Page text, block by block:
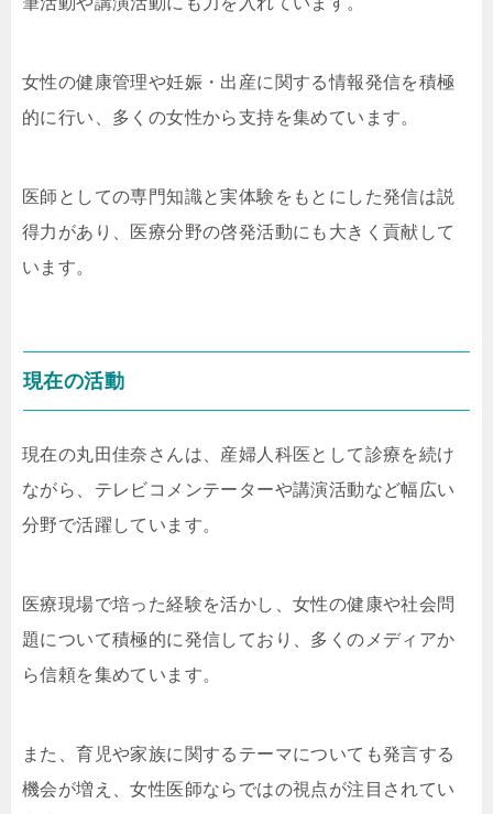
女性の健康管理や妊娠・出産に関する情報発信を積極
的に行い、多くの女性から支持を集めています。
医師としての専門知識と実体験をもとにした発信は説
得力があり、医療分野の啓発活動にも大きく貢献して
います。
現在の活動
現在の丸田佳奈さんは、産婦人科医として診療を続け
ながら、テレビコメンテーターや講演活動など幅広い
分野で活躍しています。
医療現場で培った経験を活かし、女性の健康や社会問
題について積極的に発信しており、多くのメディアか
ら信頼を集めています。
また、育児や家族に関するテーマについても発言する
機会が増え、女性医師ならではの視点が注目されてい